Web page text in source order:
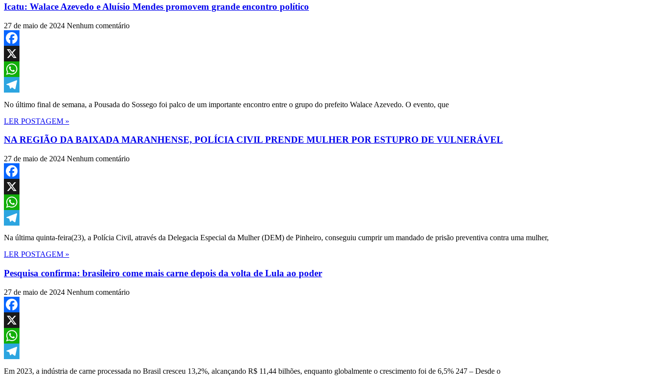
Icatu: Walace Azevedo e Aluísio Mendes promovem grande encontro político
27 de maio de 2024 Nenhum comentário
Facebook
X
WhatsApp
Telegram
No último final de semana, a Pousada do Sossego foi palco de um importante encontro entre o grupo do prefeito Walace Azevedo. O evento, que
LER POSTAGEM »
NA REGIÃO DA BAIXADA MARANHENSE, POLÍCIA CIVIL PRENDE MULHER POR ESTUPRO DE VULNERÁVEL
27 de maio de 2024 Nenhum comentário
Facebook
X
WhatsApp
Telegram
Na última quinta-feira(23), a Polícia Civil, através da Delegacia Especial da Mulher (DEM) de Pinheiro, conseguiu cumprir um mandado de prisão preventiva contra uma mulher,
LER POSTAGEM »
Pesquisa confirma: brasileiro come mais carne depois da volta de Lula ao poder
27 de maio de 2024 Nenhum comentário
Facebook
X
WhatsApp
Telegram
Em 2023, a indústria de carne processada no Brasil cresceu 13,2%, alcançando R$ 11,44 bilhões, enquanto globalmente o crescimento foi de 6,5% 247 – Desde o